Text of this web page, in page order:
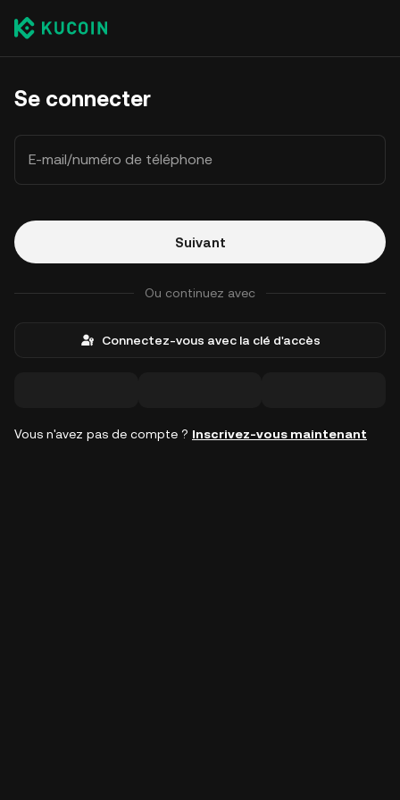
Se connecter
E-mail/numéro de téléphone
Suivant
Ou continuez avec
Connectez-vous avec la clé d'accès
Vous n'avez pas de compte ? Inscrivez-vous maintenant